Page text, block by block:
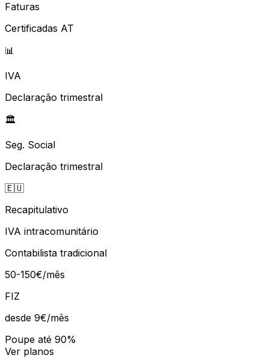
Faturas
Certificadas AT
📊
IVA
Declaração trimestral
🏛️
Seg. Social
Declaração trimestral
🇪🇺
Recapitulativo
IVA intracomunitário
Contabilista tradicional
50-150€/mês
FIZ
desde 9€/mês
Poupe até 90%
Ver planos